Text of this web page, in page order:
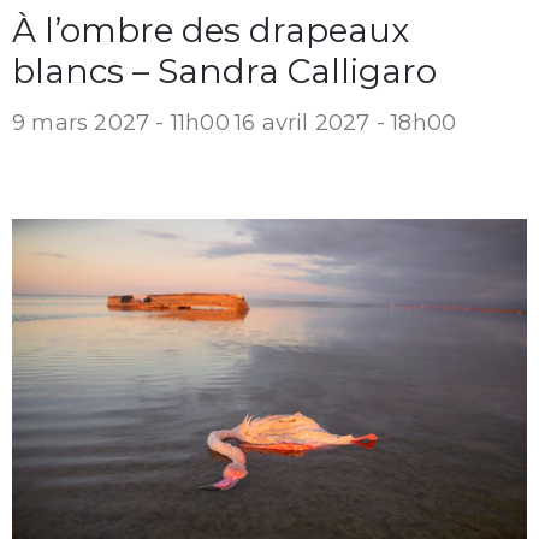
À l’ombre des drapeaux
blancs – Sandra Calligaro
9 mars 2027 - 11h00 16 avril 2027 - 18h00